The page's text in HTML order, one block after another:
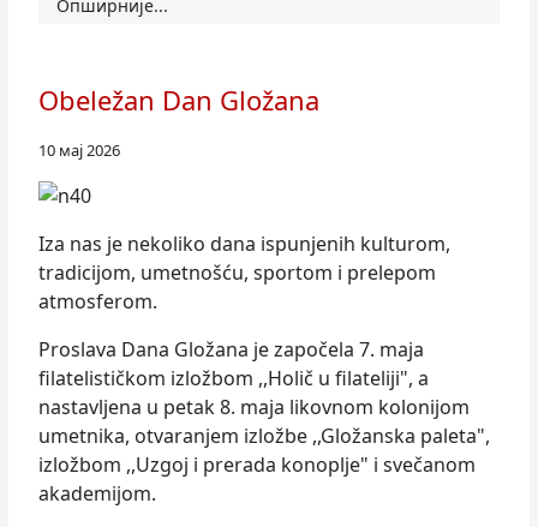
Опширније...
Obeležan Dan Gložana
10 мај 2026
Iza nas je nekoliko dana ispunjenih kulturom,
tradicijom, umetnošću, sportom i prelepom
atmosferom.
Proslava Dana Gložana je započela 7. maja
filatelističkom izložbom ,,Holič u filateliji", a
nastavljena u petak 8. maja likovnom kolonijom
umetnika, otvaranjem izložbe ,,Gložanska paleta",
izložbom ,,Uzgoj i prerada konoplje" i svečanom
akademijom.